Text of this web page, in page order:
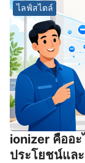
ไลฟ์สไตล์
ionizer คืออ
ประโยชน์แล